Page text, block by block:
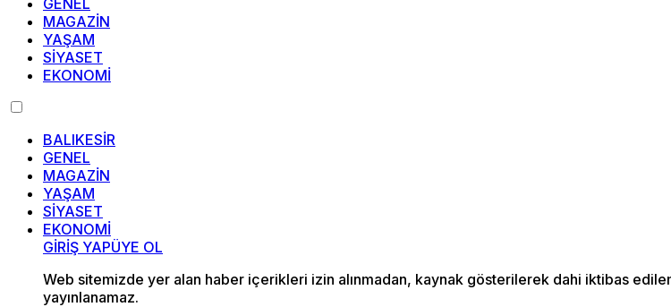
GENEL
MAGAZİN
YAŞAM
SİYASET
EKONOMİ
BALIKESİR
GENEL
MAGAZİN
YAŞAM
SİYASET
EKONOMİ
GİRİŞ YAPÜYE OL
Web sitemizde yer alan haber içerikleri izin alınmadan, kaynak gösterilerek dahi iktibas
yayınlanamaz.